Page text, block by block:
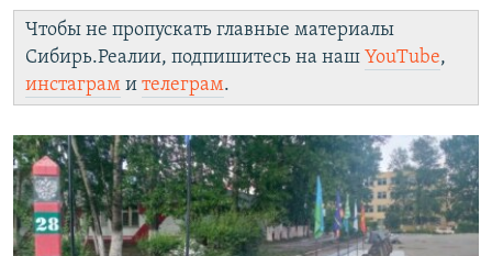
Чтобы не пропускать главные материалы
Сибирь.Реалии, подпишитесь на наш YouTube,
инстаграм и телеграм.